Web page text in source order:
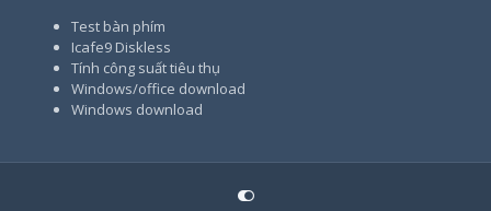
Test bàn phím
Icafe9 Diskless
Tính công suất tiêu thụ
Windows/office download
Windows download